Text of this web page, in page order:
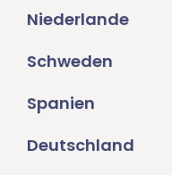
Niederlande
Schweden
Spanien
Deutschland